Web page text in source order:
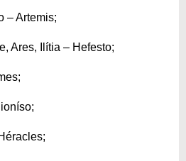
– Artemis;
Ares, Ilítia – Hefesto;